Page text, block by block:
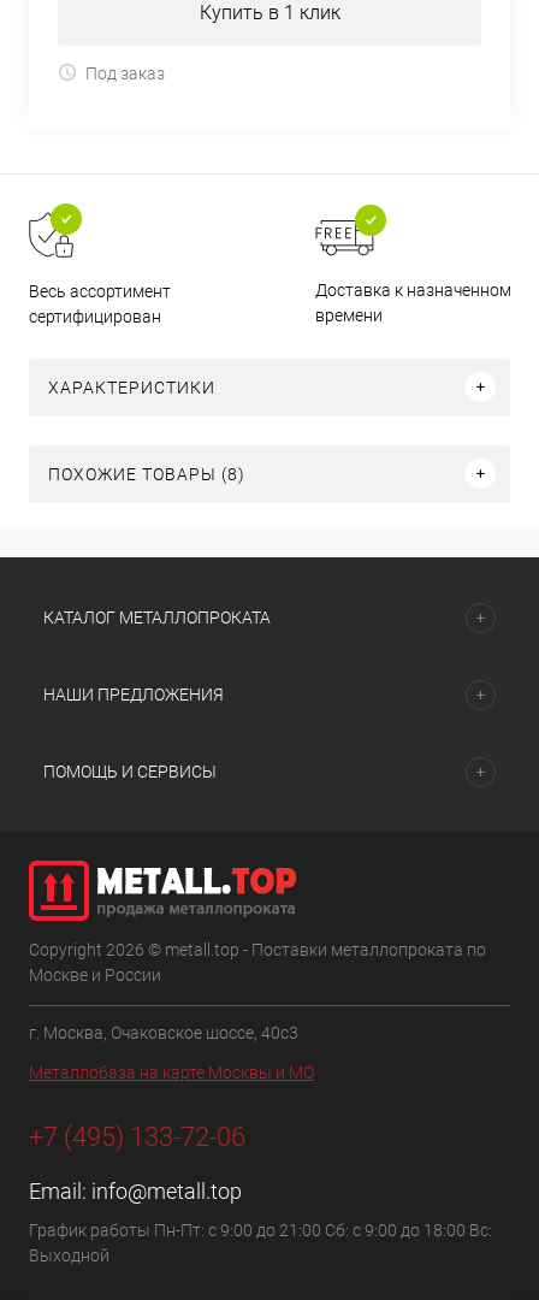
Купить в 1 клик
Под заказ
Весь ассортимент
сертифицирован
Доставка к назначенному
времени
ХАРАКТЕРИСТИКИ
ПОХОЖИЕ ТОВАРЫ (8)
КАТАЛОГ МЕТАЛЛОПРОКАТА
НАШИ ПРЕДЛОЖЕНИЯ
ПОМОЩЬ И СЕРВИСЫ
Copyright 2026 © metall.top - Поставки металлопроката по
Москве и России
г. Москва, Очаковское шоссе, 40с3
Металлобаза на карте Москвы и МО
+7 (495) 133-72-06
Email: info@metall.top
График работы Пн-Пт: с 9:00 до 21:00 Сб: с 9:00 до 18:00 Вс:
Выходной